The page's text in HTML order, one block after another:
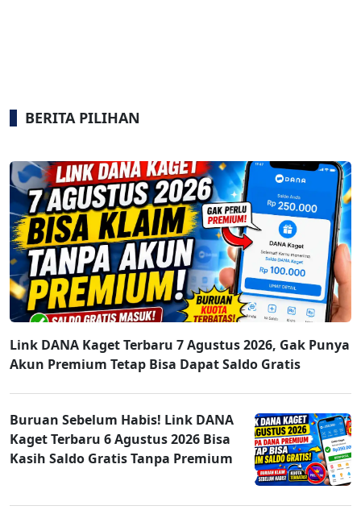
BERITA PILIHAN
Link DANA Kaget Terbaru 7 Agustus 2026, Gak Punya
Akun Premium Tetap Bisa Dapat Saldo Gratis
Buruan Sebelum Habis! Link DANA
Kaget Terbaru 6 Agustus 2026 Bisa
Kasih Saldo Gratis Tanpa Premium